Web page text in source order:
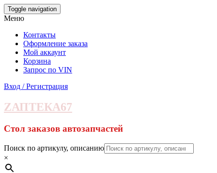
Skip
to
content
Toggle navigation
Меню
Контакты
Оформление заказа
Мой аккаунт
Корзина
Запрос по VIN
Вход / Регистрация
ZАПТЕКА67
Стол заказов автозапчастей
Поиск по артикулу, описанию
×